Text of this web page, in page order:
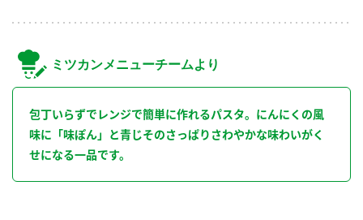
ミツカンメニューチームより
包丁いらずでレンジで簡単に作れるパスタ。にんにくの風
味に「味ぽん」と青じそのさっぱりさわやかな味わいがく
せになる一品です。